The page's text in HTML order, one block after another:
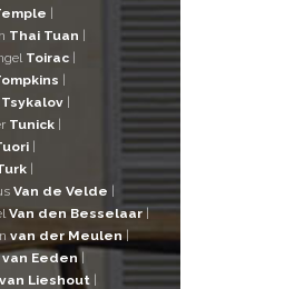
|
Thai Tuan |
Toirac |
|
Tsykalov |
Tunick |
|
|
Van de Velde |
Van den Besselaar|
van der Meulen|
van Eeden|
van Lieshout |